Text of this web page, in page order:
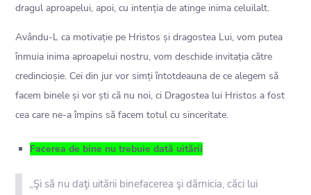
dragul aproapelui, apoi, cu intenția de atinge inima celuilalt.
Avându-L ca motivație pe Hristos și dragostea Lui, vom putea
înmuia inima aproapelui nostru, vom deschide invitația către
credincioșie. Cei din jur vor simți întotdeauna de ce alegem să
facem binele și vor ști că nu noi, ci Dragostea lui Hristos a fost
cea care ne-a împins să facem totul cu sinceritate.
Facerea de bine nu trebuie dată uitării
„Şi să nu daţi uitării binefacerea şi dărnicia, căci lui